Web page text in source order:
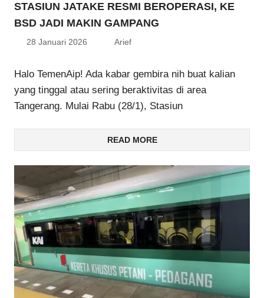
STASIUN JATAKE RESMI BEROPERASI, KE
BSD JADI MAKIN GAMPANG
28 Januari 2026 Arief
Halo TemenAip! Ada kabar gembira nih buat kalian
yang tinggal atau sering beraktivitas di area
Tangerang. Mulai Rabu (28/1), Stasiun
READ MORE